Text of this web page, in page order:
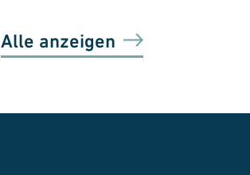
Alle anzeigen